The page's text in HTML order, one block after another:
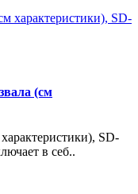
(см
SD-
в себ..